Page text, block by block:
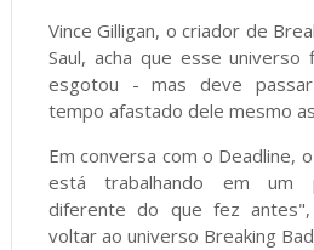
Vince Gilligan, o criador de
Saul, acha que esse universo
esgotou - mas deve
tempo afastado dele mesmo
Em conversa com o Deadline,
está trabalhando em um
diferente do que fez
voltar ao universo Breaking